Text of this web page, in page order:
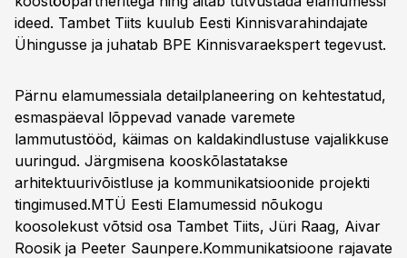
ideed. Tambet Tiits kuulub Eesti Kinnisvarahindajate
Ühingusse ja juhatab BPE Kinnisvaraekspert tegevust.
Pärnu elamumessiala detailplaneering on kehtestatud,
esmaspäeval lõppevad vanade varemete
lammutustööd, käimas on kaldakindlustuse vajalikkuse
uuringud. Järgmisena kooskõlastatakse
arhitektuurivõistluse ja kommunikatsioonide projekti
tingimused.MTÜ Eesti Elamumessid nõukogu
koosolekust võtsid osa Tambet Tiits, Jüri Raag, Aivar
Roosik ja Peeter Saunpere.Kommunikatsioone rajavate